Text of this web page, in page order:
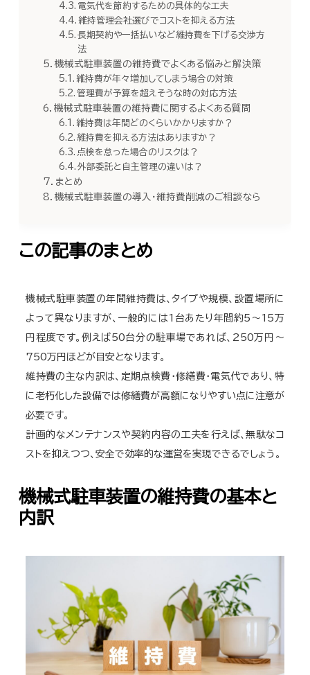
電気代を節約するための具体的な工夫
維持管理会社選びでコストを抑える方法
長期契約や一括払いなど維持費を下げる交渉方
法
機械式駐車装置の維持費でよくある悩みと解決策
維持費が年々増加してしまう場合の対策
管理費が予算を超えそうな時の対応方法
機械式駐車装置の維持費に関するよくある質問
維持費は年間どのくらいかかりますか？
維持費を抑える方法はありますか？
点検を怠った場合のリスクは？
外部委託と自主管理の違いは？
まとめ
機械式駐車装置の導入・維持費削減のご相談なら
この記事のまとめ
機械式駐車装置の年間維持費は、タイプや規模、設置場所に
よって異なりますが、一般的には1台あたり年間約5〜15万
円程度です。例えば50台分の駐車場であれば、250万円〜
750万円ほどが目安となります。
維持費の主な内訳は、定期点検費・修繕費・電気代であり、特
に老朽化した設備では修繕費が高額になりやすい点に注意が
必要です。
計画的なメンテナンスや契約内容の工夫を行えば、無駄なコ
ストを抑えつつ、安全で効率的な運営を実現できるでしょう。
機械式駐車装置の維持費の基本と
内訳